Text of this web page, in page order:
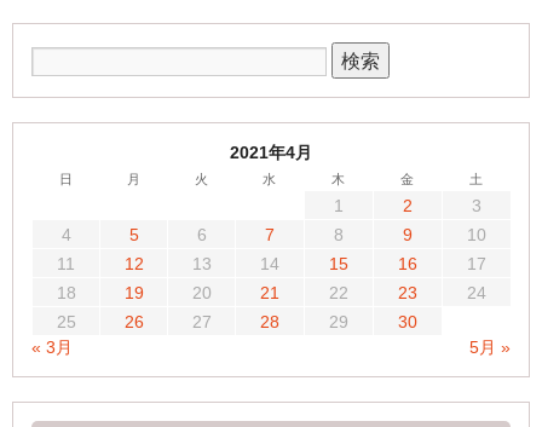
2021年4月
日 月 火 水 木 金 土
1 2
3
4
5 6 7 8 9
10
11
12 13 14 15 16
17
18
19 20 21 22 23
24
25
26 27 28 29
30
« 3月
5月 »